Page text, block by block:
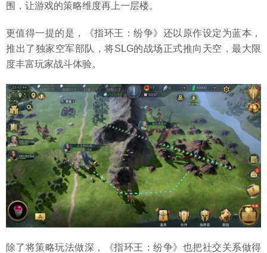
围，让游戏的策略维度再上一层楼。
更值得一提的是，《指环王：纷争》还以原作设定为蓝本，
推出了独家空军部队，将SLG的战场正式推向天空，最大限
度丰富玩家战斗体验。
除了将策略玩法做深，《指环王：纷争》也把社交关系做得